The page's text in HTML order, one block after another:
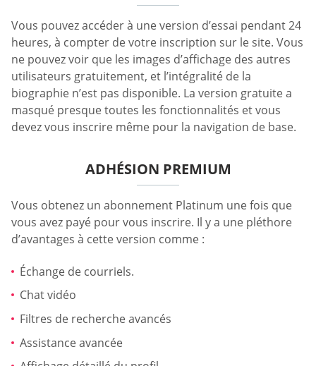
Vous pouvez accéder à une version d’essai pendant 24
heures, à compter de votre inscription sur le site. Vous
ne pouvez voir que les images d’affichage des autres
utilisateurs gratuitement, et l’intégralité de la
biographie n’est pas disponible. La version gratuite a
masqué presque toutes les fonctionnalités et vous
devez vous inscrire même pour la navigation de base.
ADHÉSION PREMIUM
Vous obtenez un abonnement Platinum une fois que
vous avez payé pour vous inscrire. Il y a une pléthore
d’avantages à cette version comme :
Échange de courriels.
Chat vidéo
Filtres de recherche avancés
Assistance avancée